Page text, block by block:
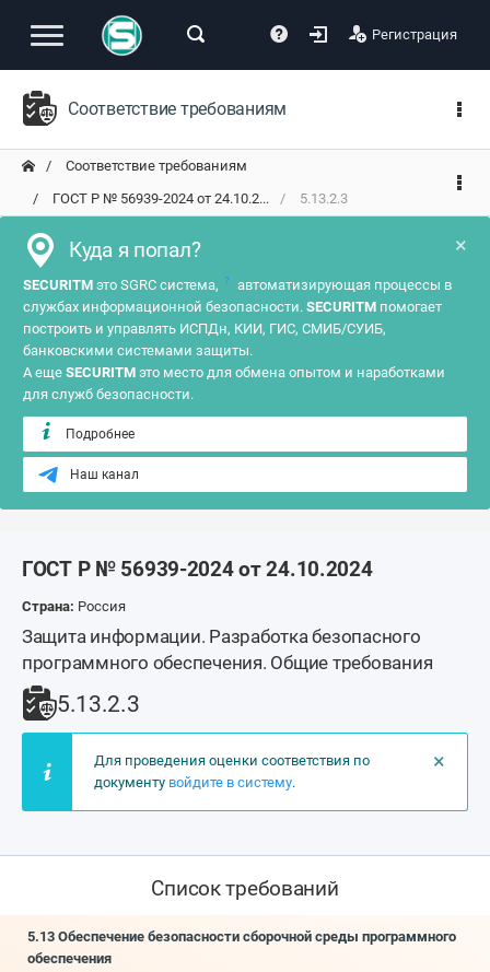
Регистрация
Соответствие требованиям
Соответствие требованиям
ГОСТ Р № 56939-2024 от 24.10.2...
5.13.2.3
×
Куда я попал?
SECURITM это SGRC система, ?
автоматизирующая процессы в
службах информационной безопасности. SECURITM помогает
построить и управлять ИСПДн, КИИ, ГИС, СМИБ/СУИБ,
банковскими системами защиты.
А еще SECURITM это место для обмена опытом и наработками
для служб безопасности.
Подробнее
Наш канал
ГОСТ Р № 56939-2024 от 24.10.2024
Страна: Россия
Защита информации. Разработка безопасного
программного обеспечения. Общие требования
5.13.2.3
×
Для проведения оценки соответствия по
документу войдите в систему.
Список требований
5.13 Обеспечение безопасности сборочной среды программного
обеспечения